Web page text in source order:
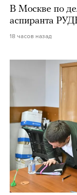
В Москве по
аспиранта
18 часов назад